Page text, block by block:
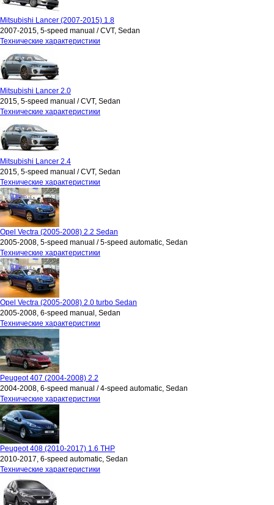
Mitsubishi Lancer (2007-2015) 1.8
2007-2015, 5-speed manual / CVT, Sedan
Технические характеристики
Mitsubishi Lancer 2.0
2015, 5-speed manual / CVT, Sedan
Технические характеристики
Mitsubishi Lancer 2.4
2015, 5-speed manual / CVT, Sedan
Технические характеристики
Opel Vectra (2005-2008) 2.2 Sedan
2005-2008, 5-speed manual / 5-speed automatic, Sedan
Технические характеристики
Opel Vectra (2005-2008) 2.0 turbo Sedan
2005-2008, 6-speed manual, Sedan
Технические характеристики
Peugeot 407 (2004-2008) 2.2
2004-2008, 6-speed manual / 4-speed automatic, Sedan
Технические характеристики
Peugeot 408 (2010-2017) 1.6 THP
2010-2017, 6-speed automatic, Sedan
Технические характеристики